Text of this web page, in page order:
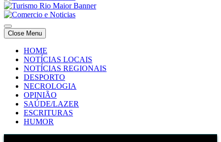
Comercio e Noticias
Notícias e Publicidade Online
Comercio e Noticias
Notícias e Publicidade Online
Close Menu
HOME
NOTÍCIAS LOCAIS
NOTÍCIAS REGIONAIS
DESPORTO
NECROLOGIA
OPINIÃO
SAÚDE/LAZER
ESCRITURAS
HUMOR